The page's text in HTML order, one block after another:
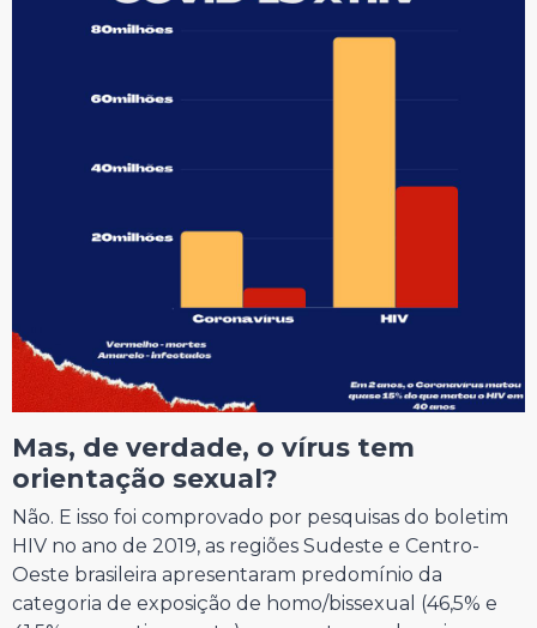
Mas, de verdade, o vírus tem
orientação sexual?
Não. E isso foi comprovado por pesquisas do boletim
HIV no ano de 2019, as regiões Sudeste e Centro-
Oeste brasileira apresentaram predomínio da
categoria de exposição de homo/bissexual (46,5% e